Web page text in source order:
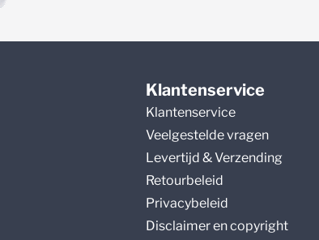
Klantenservice
Klantenservice
Veelgestelde vragen
Levertijd & Verzending
Retourbeleid
Privacybeleid
Disclaimer en copyright